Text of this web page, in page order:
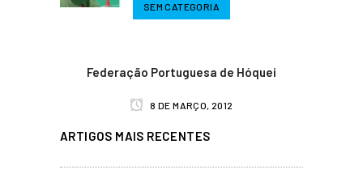
SEM CATEGORIA
Federação Portuguesa de Hóquei
8 DE MARÇO, 2012
ARTIGOS MAIS RECENTES